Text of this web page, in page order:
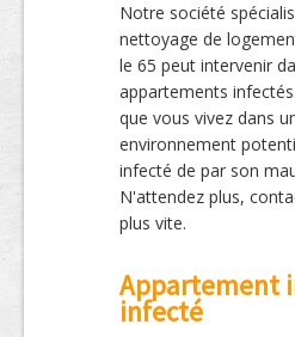
Notre société
nettoyage de
le 65 peut intervenir
appartements
que vous vivez dans
environnement
infecté de par son
N'attendez plus,
plus vite.
Appartement
infecté